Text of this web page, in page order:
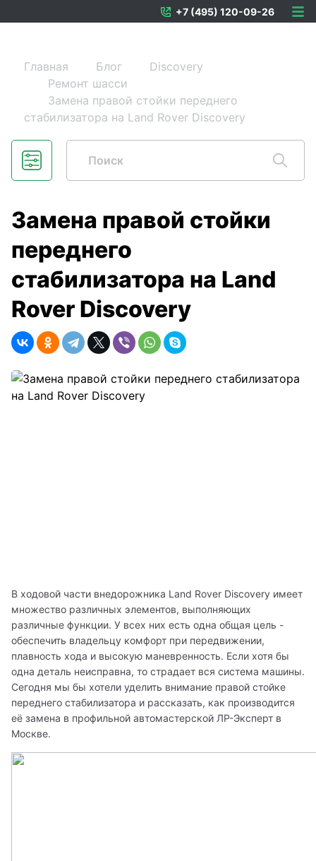
+7 (495) 120-09-26
Главная Блог
Discovery
Ремонт шасси
Замена правой стойки переднего
стабилизатора на Land Rover Discovery
В ходовой части внедорожника Land Rover Discovery имеет
множество различных элементов, выполняющих
различные функции. У всех них есть одна общая цель -
обеспечить владельцу комфорт при передвижении,
плавность хода и высокую маневренность. Если хотя бы
одна деталь неисправна, то страдает вся система машины.
Сегодня мы бы хотели уделить внимание правой стойке
переднего стабилизатора и рассказать, как производится
её замена в профильной автомастерской ЛР-Эксперт в
Москве.